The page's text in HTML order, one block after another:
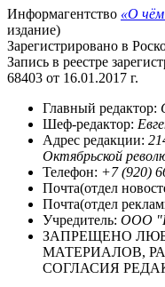
Информагентство «О чём
издание)
Зарегистрировано в
Запись в реестре
68403 от 16.01.2017 г.
Главный редактор:
Шеф-редактор:
Адрес редакции:
Октябрьской
Телефон: +7 (920)
Почта(отдел
Почта(отдел
Учредитель: ООО
ЗАПРЕЩЕНО
МАТЕРИАЛОВ,
СОГЛАСИЯ